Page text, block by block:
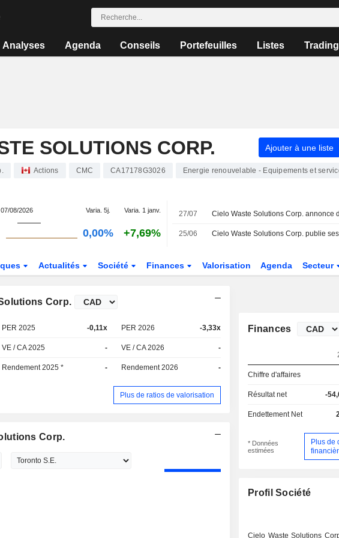
Analyses Agenda Conseils Portefeuilles Listes Trading
SOLUTIONS CORP. Ajouter à une liste
Actions CMC CA17178G3026 Energie renouvelable - Equipements et
08/2026 Varia. 5j. Varia. 1 janv.
0,00% +7,69%
27/07
25/06
Actualités Société Finances Valorisation Agenda Secteur
Corp.
PER 2025 -0,11x PER 2026 -3,33x
VE / CA 2025 - VE / CA 2026 -
Rendement 2025 * - Rendement 2026 -
Plus de ratios de valorisation
Corp.
Finances
Chiffre d'affaires
Résultat net -
Endettement Net
* Données
estimées
Plus de
Profil Société
Cielo Waste Solutions